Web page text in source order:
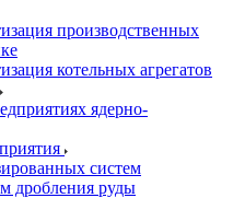
производственных
котельных агрегатов
ядерно-
систем
дробления руды